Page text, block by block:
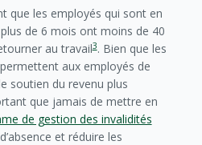
que les employés qui sont en
de 6 mois ont moins de 40
au travail3. Bien que les
aux employés de
soutien du revenu plus
que jamais de mettre en
de gestion des invalidités
et réduire les